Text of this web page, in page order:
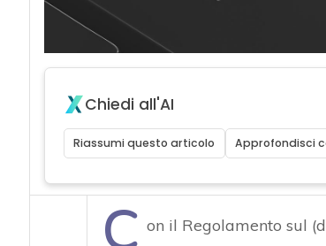
Chiedi all'AI
Riassumi questo articolo Approfondisci
on il Regolamento sul